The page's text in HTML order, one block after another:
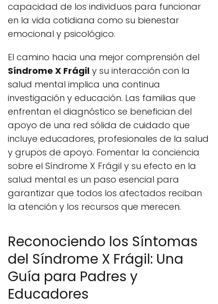
capacidad de los individuos para funcionar
en la vida cotidiana como su bienestar
emocional y psicológico.
El camino hacia una mejor comprensión del
Síndrome X Frágil y su interacción con la
salud mental implica una continua
investigación y educación. Las familias que
enfrentan el diagnóstico se benefician del
apoyo de una red sólida de cuidado que
incluye educadores, profesionales de la salud
y grupos de apoyo. Fomentar la conciencia
sobre el Síndrome X Frágil y su efecto en la
salud mental es un paso esencial para
garantizar que todos los afectados reciban
la atención y los recursos que merecen.
Reconociendo los Síntomas
del Síndrome X Frágil: Una
Guía para Padres y
Educadores